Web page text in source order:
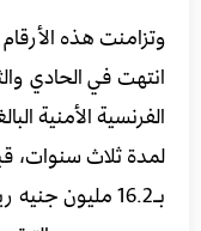
وتزامنت هذه
انتهت في الحادي
لمدة ثلاث سنوات،
بـ16.2 مليون